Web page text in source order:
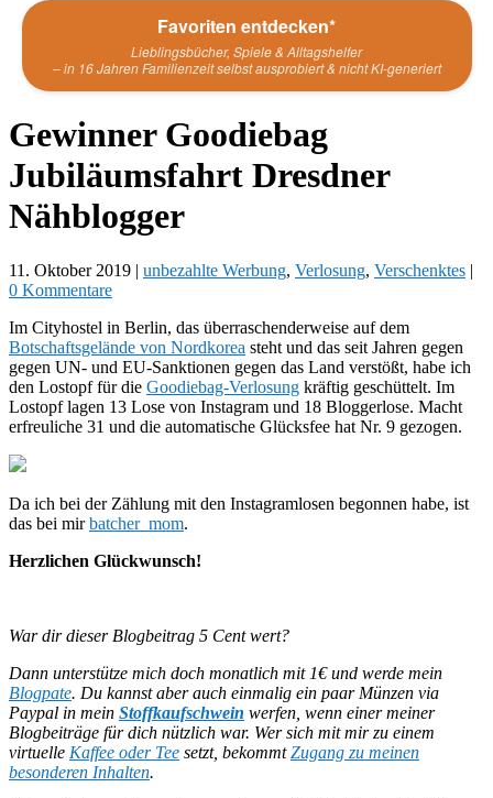
Favoriten entdecken*
Lieblingsbücher, Spiele & Alltagshelfer
– in 16 Jahren Familienzeit selbst ausprobiert & nicht KI-generiert
Gewinner Goodiebag
Jubiläumsfahrt Dresdner
Nähblogger
11. Oktober 2019 | unbezahlte Werbung, Verlosung, Verschenktes |
0 Kommentare
Im Cityhostel in Berlin, das überraschenderweise auf dem
Botschaftsgelände von Nordkorea steht und das seit Jahren gegen
gegen UN- und EU-Sanktionen gegen das Land verstößt, habe ich
den Lostopf für die Goodiebag-Verlosung kräftig geschüttelt. Im
Lostopf lagen 13 Lose von Instagram und 18 Bloggerlose. Macht
erfreuliche 31 und die automatische Glücksfee hat Nr. 9 gezogen.
Da ich bei der Zählung mit den Instagramlosen begonnen habe, ist
das bei mirbatcher_mom.
Herzlichen Glückwunsch!
War dir dieser Blogbeitrag 5 Cent wert?
Dann unterstütze mich doch monatlich mit 1€ und werde mein
Blogpate. Du kannst aber auch einmalig ein paar Münzen via
Paypal in mein Stoffkaufschwein werfen, wenn einer meiner
Blogbeiträge für dich nützlich war. Wer sich mit mir zu einem
virtuelle Kaffee oder Tee setzt, bekommtZugang zu meinen
besonderen Inhalten.